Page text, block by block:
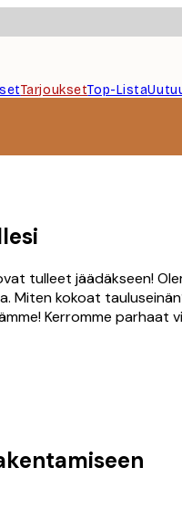
TarjouksetTop-Lista
tulleet jäädäkseen!
Miten kokoat
Kerromme parhaat